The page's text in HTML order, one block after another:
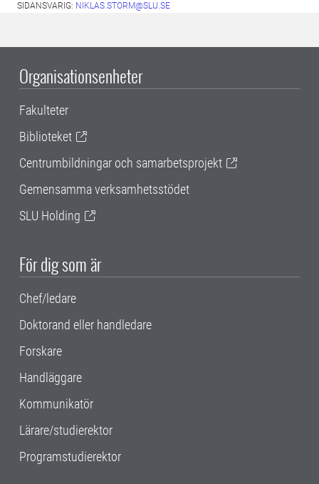
SIDANSVARIG: NIKLAS.STORM@SLU.SE
Organisationsenheter
Fakulteter
Biblioteket
Centrumbildningar och samarbetsprojekt
Gemensamma verksamhetsstödet
SLU Holding
För dig som är
Chef/ledare
Doktorand eller handledare
Forskare
Handläggare
Kommunikatör
Lärare/studierektor
Programstudierektor